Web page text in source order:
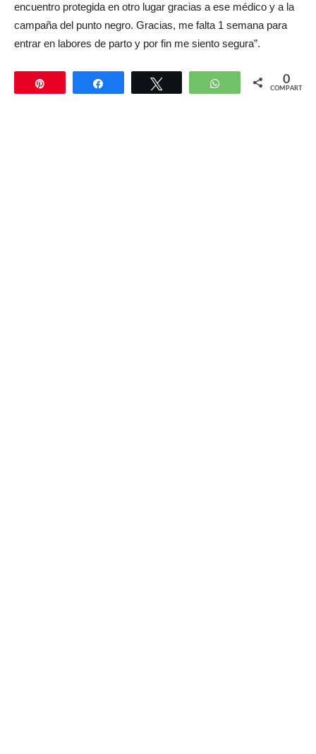
encuentro protegida en otro lugar gracias a ese médico y a la
campaña del punto negro. Gracias, me falta 1 semana para
entrar en labores de parto y por fin me siento segura”.
Compartir WhatsApp 0
COMPARTIR